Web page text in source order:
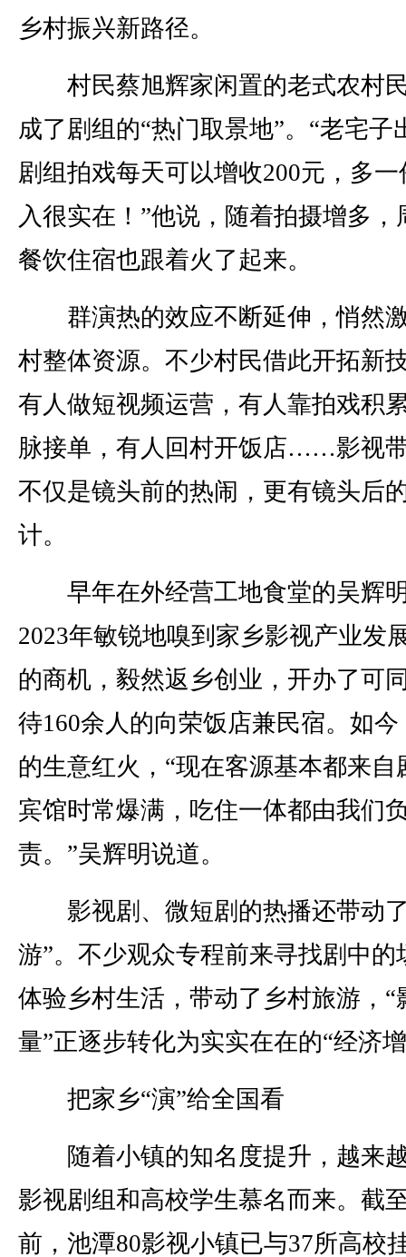
乡村振兴新路径。
村民蔡旭辉家闲置的老式农村
成了剧组的“热门取景地”。“老宅子
剧组拍戏每天可以增收200元，多一
入很实在！”他说，随着拍摄增多，
餐饮住宿也跟着火了起来。
群演热的效应不断延伸，悄然
村整体资源。不少村民借此开拓新
有人做短视频运营，有人靠拍戏积
脉接单，有人回村开饭店……影视
不仅是镜头前的热闹，更有镜头后
计。
早年在外经营工地食堂的吴辉
2023年敏锐地嗅到家乡影视产业发
的商机，毅然返乡创业，开办了可
待160余人的向荣饭店兼民宿。如今
的生意红火，“现在客源基本都来自
宾馆时常爆满，吃住一体都由我们
责。”吴辉明说道。
影视剧、微短剧的热播还带动
游”。不少观众专程前来寻找剧中的
体验乡村生活，带动了乡村旅游，“
量”正逐步转化为实实在在的“经济
把家乡“演”给全国看
随着小镇的知名度提升，越来
影视剧组和高校学生慕名而来。截
前，池潭80影视小镇已与37所高校